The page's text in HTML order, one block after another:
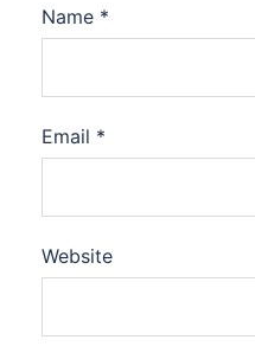
Name *
Email *
Website